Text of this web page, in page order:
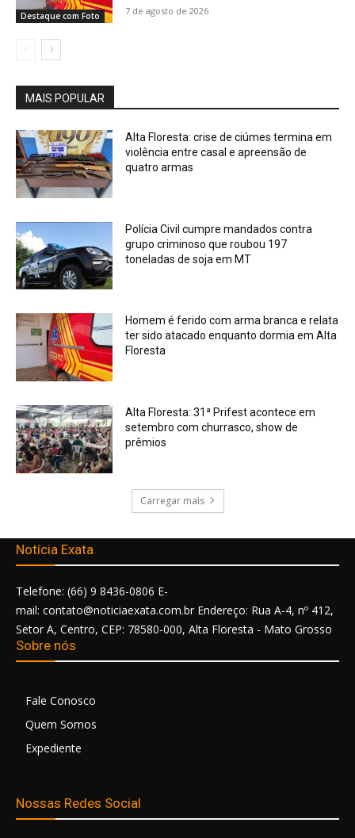
Destaque com Foto 7 de agosto de 2026
MAIS POPULAR
Alta Floresta: crise de ciúmes termina em
violência entre casal e apreensão de
quatro armas
Polícia Civil cumpre mandados contra
grupo criminoso que roubou 197
toneladas de soja em MT
Homem é ferido com arma branca e relata
ter sido atacado enquanto dormia em Alta
Floresta
Alta Floresta: 31ª Prifest acontece em
setembro com churrasco, show de
prêmios
Carregar mais
Notícia Exata
Telefone: (66) 9 8436-0806 E-
mail: contato@noticiaexata.com.br Endereço: Rua A-4, nº 412,
Setor A, Centro, CEP: 78580-000, Alta Floresta - Mato Grosso
Sobre nós
Fale Conosco
Quem Somos
Expediente
Nossas Redes Social